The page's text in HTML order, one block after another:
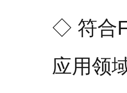
◇ 符合
应用领